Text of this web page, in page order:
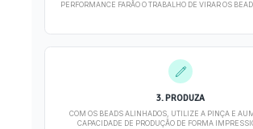
PERFORMANCE FARÃO O TRABALHO DE VIRAR OS
3. PRODUZA
COM OS BEADS ALINHADOS, UTILIZE A PINÇA E
CAPACIDADE DE PRODUÇÃO DE FORMA